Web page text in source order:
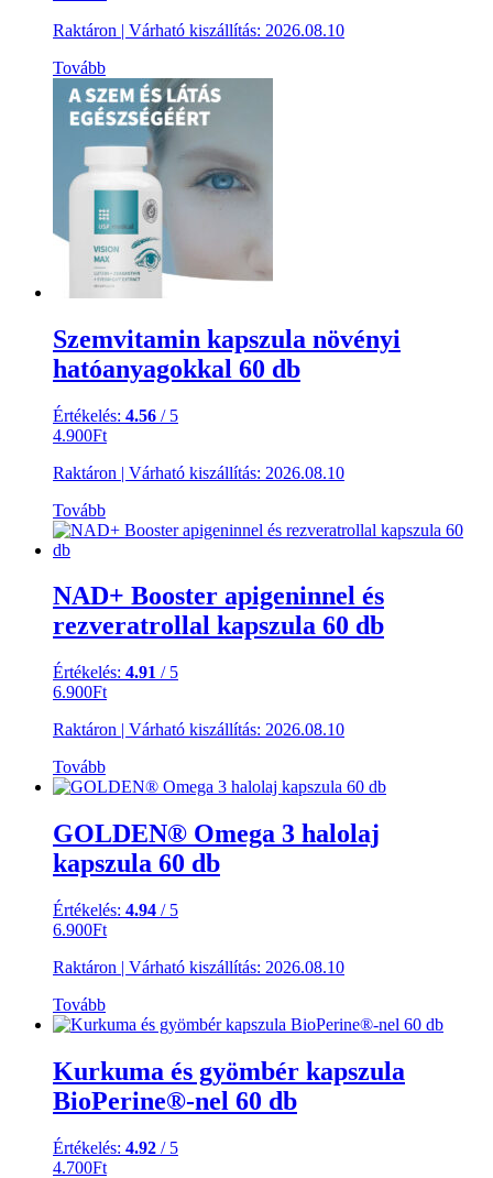
Raktáron | Várható kiszállítás: 2026.08.10
Tovább
Szemvitamin kapszula növényi
hatóanyagokkal 60 db
Értékelés: 4.56 / 5
4.900Ft
Raktáron | Várható kiszállítás: 2026.08.10
Tovább
NAD+ Booster apigeninnel és
rezveratrollal kapszula 60 db
Értékelés: 4.91 / 5
6.900Ft
Raktáron | Várható kiszállítás: 2026.08.10
Tovább
GOLDEN® Omega 3 halolaj
kapszula 60 db
Értékelés: 4.94 / 5
6.900Ft
Raktáron | Várható kiszállítás: 2026.08.10
Tovább
Kurkuma és gyömbér kapszula
BioPerine®-nel 60 db
Értékelés: 4.92 / 5
4.700Ft